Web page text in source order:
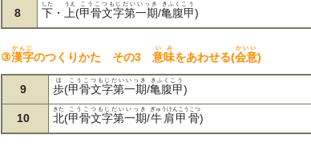
8 下
した
・ 上
うえ
(甲骨文字第一期
こうこつもじだいいっき
/亀腹甲
きふくこう
)
③漢字
かんじ
のつくりかた その3 意味
いみ
をあわせる(会意
かいい
)
9 歩
ほ
(甲骨文字第一期
こうこつもじだいいっき
/亀腹甲
きふくこう
)
10 北
きた
(甲骨文字第一期
こうこつもじだいいっき
/牛肩甲骨
ぎゅうけんこうこつ
)